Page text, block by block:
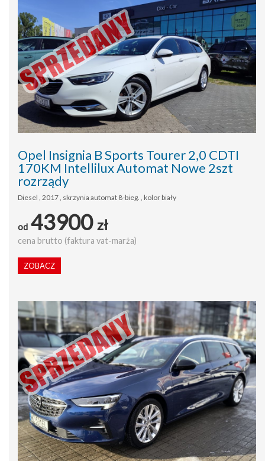
Opel Insignia B Sports Tourer 2,0 CDTI
170KM Intellilux Automat Nowe 2szt
rozrządy
Diesel , 2017 , skrzynia automat 8-bieg. , kolor biały
od 43900 zł
cena brutto (faktura vat-marża)
ZOBACZ